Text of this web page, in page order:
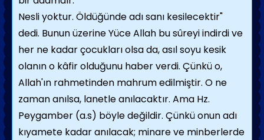
Nesli yoktur. Öldüğünde adı sanı kesilecektir"
dedi. Bunun üzerine Yüce Allah bu sûreyi indirdi ve
her ne kadar çocukları olsa da, asıl soyu kesik
olanın o kâfir olduğunu haber verdi. Çünkü o,
Allah'ın rahmetinden mahrum edilmiştir. O ne
zaman anılsa, lanetle anılacaktır. Ama Hz.
Peygamber (a.s) böyle değildir. Çünkü onun adı
kıyamete kadar anılacak; minare ve minberlerde